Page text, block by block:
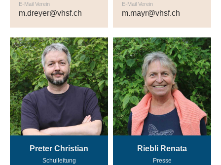
E-Mail Verein
m.dreyer@vhsf.ch
E-Mail Verein
m.mayr@vhsf.ch
Preter Christian
Schulleitung
Riebli Renata
Presse